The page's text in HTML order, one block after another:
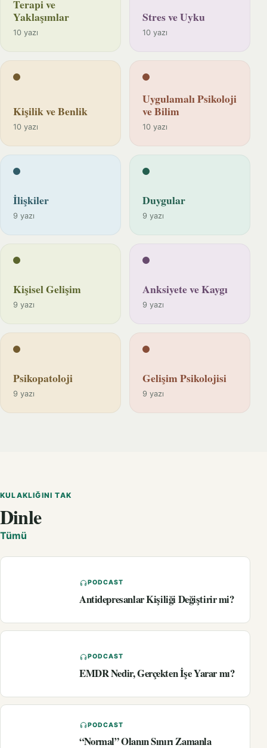
Terapi ve
Yaklaşımlar
10 yazı
Stres ve Uyku
10 yazı
Kişilik ve Benlik
10 yazı
Uygulamalı Psikoloji
ve Bilim
10 yazı
İlişkiler
9 yazı
Duygular
9 yazı
Kişisel Gelişim
9 yazı
Anksiyete ve Kaygı
9 yazı
Psikopatoloji
9 yazı
Gelişim Psikolojisi
9 yazı
KULAKLIĞINI TAK
Dinle
Tümü
PODCAST
Antidepresanlar Kişiliği Değiştirir mi?
PODCAST
EMDR Nedir, Gerçekten İşe Yarar mı?
PODCAST
“Normal” Olanın Sınırı Zamanla